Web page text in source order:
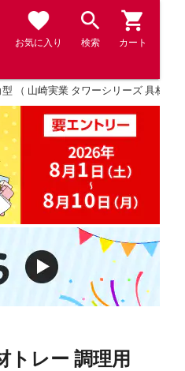
お気に入り 検索 カート
（ 山崎実業 タワーシリーズ 具材
トレー 調理用